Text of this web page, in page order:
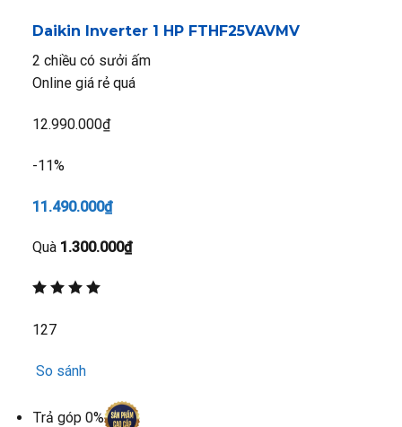
Daikin Inverter 1 HP FTHF25VAVMV
2 chiều có sưởi ấm
Online giá rẻ quá
12.990.000₫
-11%
11.490.000₫
Quà 1.300.000₫
127
So sánh
Trả góp 0%